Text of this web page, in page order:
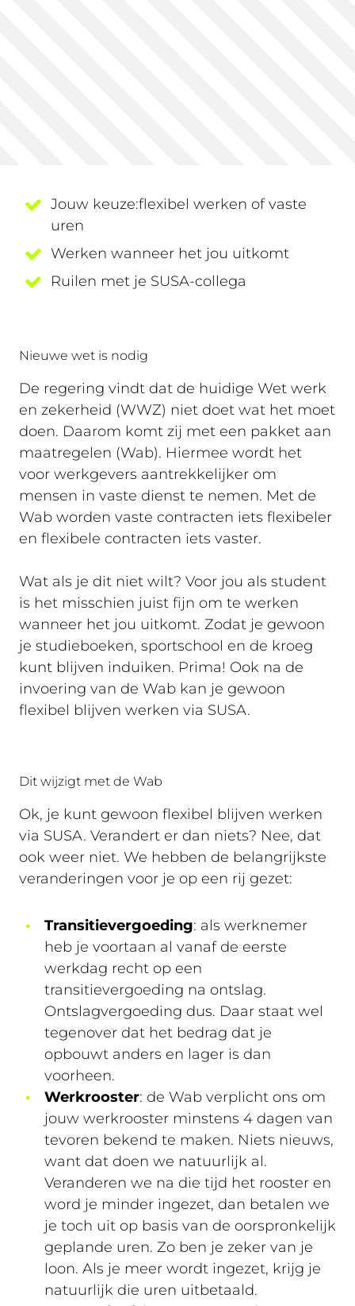
Jouw keuze:flexibel werken of vaste
uren
Werken wanneer het jou uitkomt
Ruilen met je SUSA-collega
Nieuwe wet is nodig
De regering vindt dat de huidige Wet werk
en zekerheid (WWZ) niet doet wat het moet
doen. Daarom komt zij met een pakket aan
maatregelen (Wab). Hiermee wordt het
voor werkgevers aantrekkelijker om
mensen in vaste dienst te nemen. Met de
Wab worden vaste contracten iets flexibeler
en flexibele contracten iets vaster.
Wat als je dit niet wilt? Voor jou als student
is het misschien juist fijn om te werken
wanneer het jou uitkomt. Zodat je gewoon
je studieboeken, sportschool en de kroeg
kunt blijven induiken. Prima! Ook na de
invoering van de Wab kan je gewoon
flexibel blijven werken via SUSA.
Dit wijzigt met de Wab
Ok, je kunt gewoon flexibel blijven werken
via SUSA. Verandert er dan niets? Nee, dat
ook weer niet. We hebben de belangrijkste
veranderingen voor je op een rij gezet:
Transitievergoeding: als werknemer
heb je voortaan al vanaf de eerste
werkdag recht op een
transitievergoeding na ontslag.
Ontslagvergoeding dus. Daar staat wel
tegenover dat het bedrag dat je
opbouwt anders en lager is dan
voorheen.
Werkrooster: de Wab verplicht ons om
jouw werkrooster minstens 4 dagen van
tevoren bekend te maken. Niets nieuws,
want dat doen we natuurlijk al.
Veranderen we na die tijd het rooster en
word je minder ingezet, dan betalen we
je toch uit op basis van de oorspronkelijk
geplande uren. Zo ben je zeker van je
loon. Als je meer wordt ingezet, krijg je
natuurlijk die uren uitbetaald.